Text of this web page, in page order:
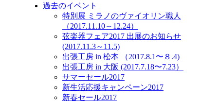
過去のイベント
特別展 ミラノのヴァイオリン職人
（2017.11.10～12.24）
弦楽器フェア2017 出展のお知らせ
(2017.11.3～11.5)
出張工房 in 松本 （2017.8.1〜８.4)
出張工房 in 大阪 (2017.7.18〜7.23）
サマーセール2017
新生活応援キャンペーン2017
新春セール2017